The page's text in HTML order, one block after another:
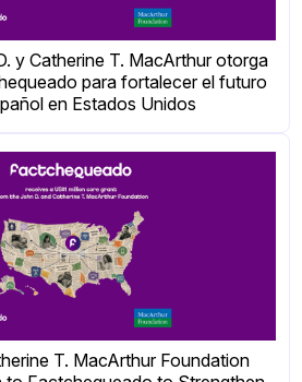
y Catherine T. MacArthur otorga
para fortalecer el futuro
en Estados Unidos
T. MacArthur Foundation